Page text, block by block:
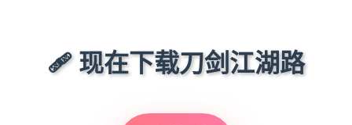
🩹 现在下载刀剑江湖路